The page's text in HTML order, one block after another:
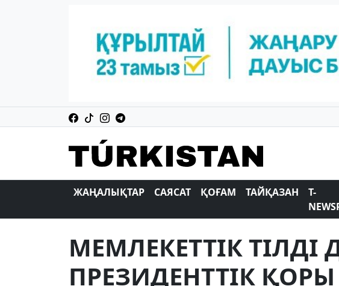
ЖАҢАЛЫҚТАР САЯСАТ ҚОҒАМ ТАЙҚАЗАН
T-
МЕМЛЕКЕТТIК
ПРЕЗИДЕНТТIК